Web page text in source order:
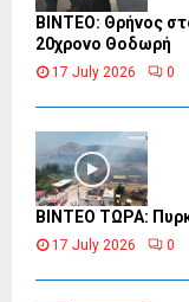
ΒΙΝΤΕΟ: Θρήνος
20χρονο Θοδωρή
17 July 2026 0
ΒΙΝΤΕΟ ΤΩΡΑ:
17 July 2026 0